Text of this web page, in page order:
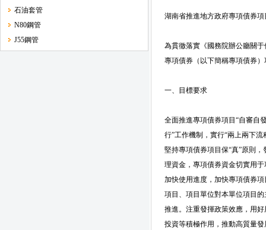
石油套管
N80鋼管
J55鋼管
湖南省推進地方政府專項債券
為貫徹落實《國務院辦公廳關
專項債券（以下簡稱專項債券
一、目標要求
全面推進專項債券項目“自審自
行”工作機制，實行“兩上兩下
堅持專項債券項目保“真”原則
理資金，專項債券資金切實用
加快使用進度，加快專項債券
項目、項目單位對本單位項目
推進。注重發揮政策效應，用
投資等積極作用，推動高質量發